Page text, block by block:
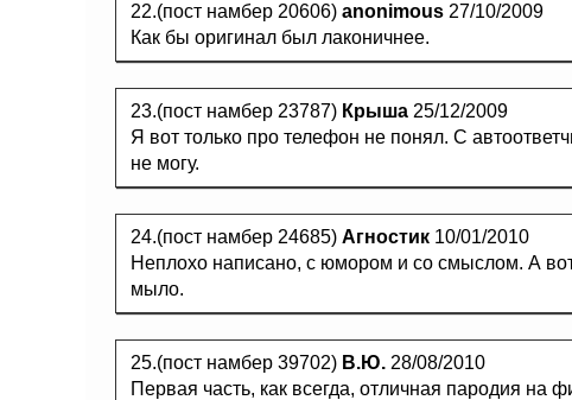
22.(пост намбер 20606) anonimous 27/10/2009
Как бы оригинал был лаконичнее.
23.(пост намбер 23787) Крыша 25/12/2009
Я вот только про телефон не понял. С
не могу.
24.(пост намбер 24685) Агностик 10/01/2010
Неплохо написано, с юмором и со смыслом. А
мыло.
25.(пост намбер 39702) В.Ю. 28/08/2010
Первая часть, как всегда, отличная пародия на